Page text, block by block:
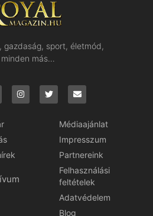
gazdaság, sport, életmód,
más…
Médiaajánlat
Impresszum
Partnereink
Felhasználási
feltételek
Adatvédelem
Blog